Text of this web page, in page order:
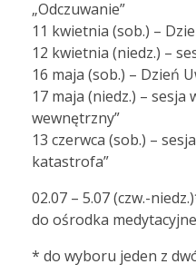
„Odczuwanie”
11 kwietnia (sob.) –
12 kwietnia (niedz.) –
16 maja (sob.) – Dzień
17 maja (niedz.) –
wewnętrzny”
13 czerwca (sob.) –
katastrofa”
02.07 – 5.07 (czw.-
do ośrodka
* do wyboru jeden z